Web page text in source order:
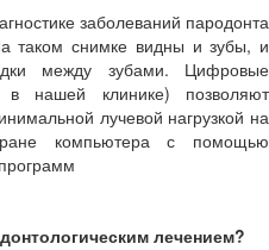
заболеваний пародонта
таком снимке видны и зубы, и
между зубами. Цифровые
в нашей клинике) позволяют
лучевой нагрузкой на
компьютера с помощью
лечением?